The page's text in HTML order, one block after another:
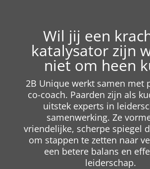
Wil jij een
katalysator zijn
niet om heen
2B Unique werkt samen met
co-coach. Paarden zijn als
uitstek experts in
samenwerking. Ze
vriendelijke, scherpe spiegel
om stappen te zetten naar
een betere balans en
leiderschap.